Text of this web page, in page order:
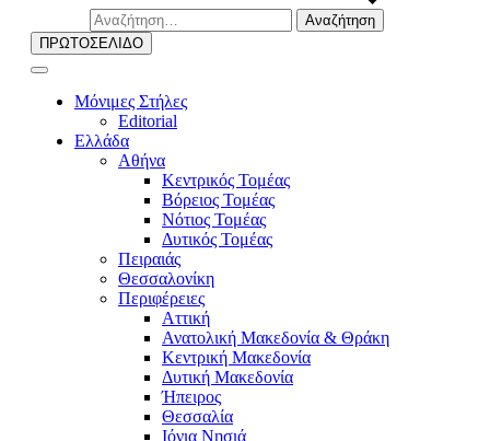
Αναζήτηση
για:
ΠΡΩΤΟΣΕΛΙΔΟ
Μόνιμες Στήλες
Editorial
Ελλάδα
Αθήνα
Κεντρικός Τομέας
Βόρειος Τομέας
Νότιος Τομέας
Δυτικός Τομέας
Πειραιάς
Θεσσαλονίκη
Περιφέρειες
Αττική
Ανατολική Μακεδονία & Θράκη
Κεντρική Μακεδονία
Δυτική Μακεδονία
Ήπειρος
Θεσσαλία
Ιόνια Νησιά